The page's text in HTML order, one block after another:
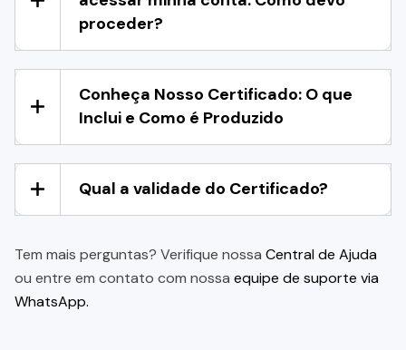
proceder?
Conheça Nosso Certificado: O que
Inclui e Como é Produzido
Qual a validade do Certificado?
Tem mais perguntas? Verifique nossa Central de Ajuda
ou entre em contato com nossa equipe de suporte via
WhatsApp.